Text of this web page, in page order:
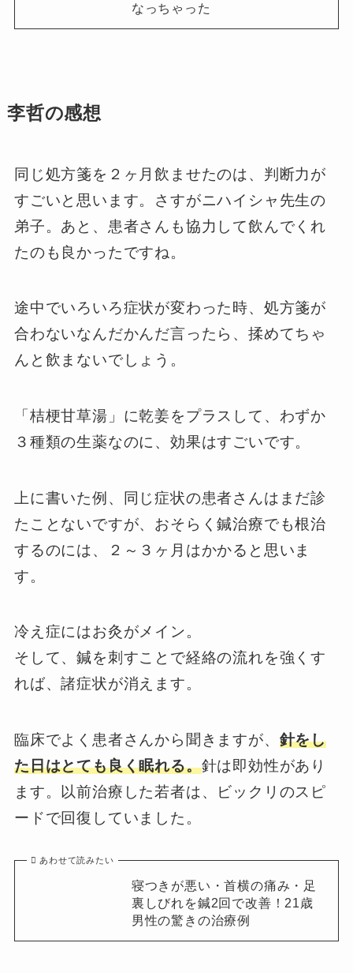
なっちゃった
李哲の感想
同じ処方箋を２ヶ月飲ませたのは、判断力が
すごいと思います。さすがニハイシャ先生の
弟子。あと、患者さんも協力して飲んでくれ
たのも良かったですね。
途中でいろいろ症状が変わった時、処方箋が
合わないなんだかんだ言ったら、揉めてちゃ
んと飲まないでしょう。
「桔梗甘草湯」に乾姜をプラスして、わずか
３種類の生薬なのに、効果はすごいです。
上に書いた例、同じ症状の患者さんはまだ診
たことないですが、おそらく鍼治療でも根治
するのには、２～３ヶ月はかかると思いま
す。
冷え症にはお灸がメイン。
そして、鍼を刺すことで経絡の流れを強くす
れば、諸症状が消えます。
臨床でよく患者さんから聞きますが、 針をし
た日はとても良く眠れる。針は即効性があり
ます。以前治療した若者は、ビックリのスピ
ードで回復していました。
あわせて読みたい
寝つきが悪い・首横の痛み・足
裏しびれを鍼2回で改善！21歳
男性の驚きの治療例